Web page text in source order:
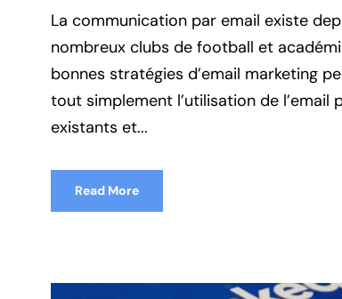
La communication par email existe
nombreux clubs de football et
bonnes stratégies d’email marketing
tout simplement l’utilisation de
existants et...
Read More